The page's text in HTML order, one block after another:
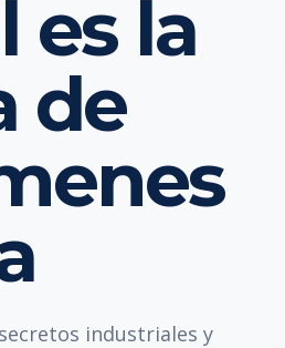
es la
de
industriales y